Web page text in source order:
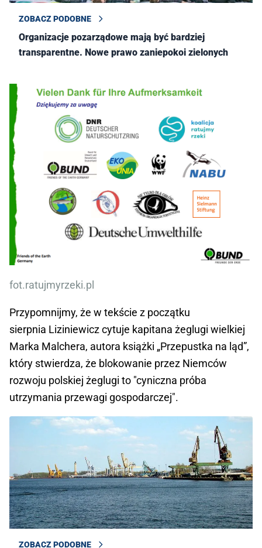
ZOBACZ PODOBNE
Organizacje pozarządowe mają być bardziej
transparentne. Nowe prawo zaniepokoi zielonych
fot.ratujmyrzeki.pl
Przypomnijmy, że w tekście z początku
sierpnia Liziniewicz cytuje kapitana żeglugi wielkiej
Marka Malchera, autora książki „Przepustka na ląd”,
który stwierdza, że blokowanie przez Niemców
rozwoju polskiej żeglugi to "cyniczna próba
utrzymania przewagi gospodarczej".
ZOBACZ PODOBNE